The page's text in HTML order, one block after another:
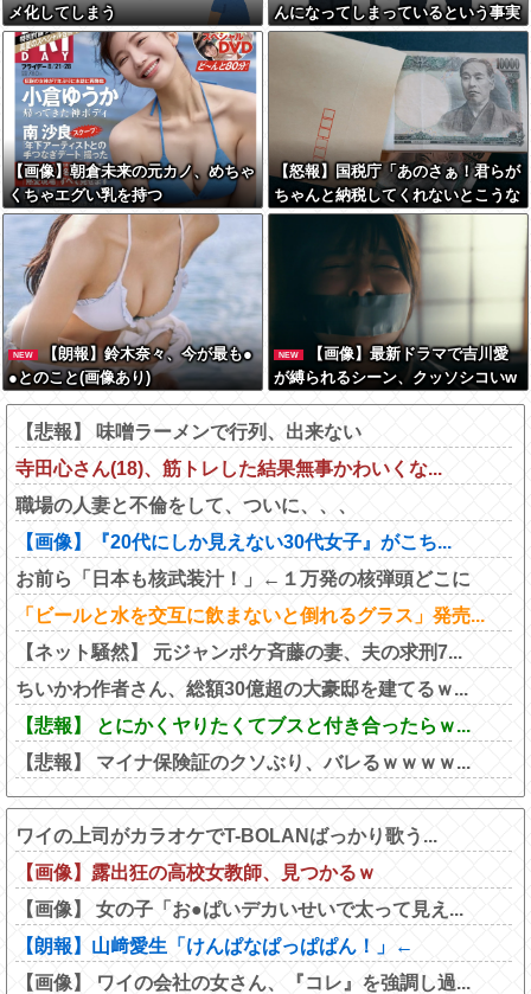
メ化してしまう
んになってしまっているという事実
←これ
【画像】朝倉未来の元カノ、めちゃ
くちゃエグい乳を持つ
【怒報】国税庁「あのさぁ！君らが
ちゃんと納税してくれないとこうな
っちゃうけどどうする？！」←これ
w w w w w w w w
NEW
【朗報】鈴木奈々、今が最も●
●とのこと(画像あり)
NEW
【画像】最新ドラマで吉川愛
が縛られるシーン、クッソシコいw
wwwwwww
【悲報】 味噌ラーメンで行列、出来ない
寺田心さん(18)、筋トレした結果無事かわいくな...
職場の人妻と不倫をして、ついに、、、
【画像】『20代にしか見えない30代女子』がこち...
お前ら「日本も核武装汁！」←１万発の核弾頭どこに
「ビールと水を交互に飲まないと倒れるグラス」発売...
【ネット騒然】 元ジャンポケ斉藤の妻、夫の求刑7...
ちいかわ作者さん、総額30億超の大豪邸を建てるｗ...
【悲報】 とにかくヤりたくてブスと付き合ったらｗ...
【悲報】 マイナ保険証のクソぶり、バレるｗｗｗｗ...
ワイの上司がカラオケでT-BOLANばっかり歌う...
【画像】露出狂の高校女教師、見つかるｗ
【画像】 女の子「お●ぱいデカいせいで太って見え...
【朗報】山﨑愛生「けんぱなぱっぱぱん！」←
【画像】 ワイの会社の女さん、『コレ』を強調し過...